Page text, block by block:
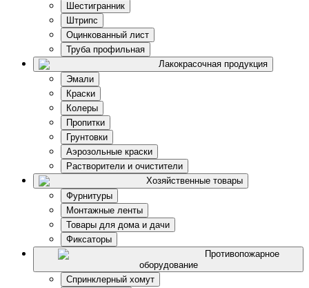
Шестигранник
Штрипс
Оцинкованный лист
Труба профильная
Лакокрасочная продукция
Эмали
Краски
Колеры
Пропитки
Грунтовки
Аэрозольные краски
Растворители и очистители
Хозяйственные товары
Фурнитуры
Монтажные ленты
Товары для дома и дачи
Фиксаторы
Противопожарное
оборудование
Спринклерный хомут